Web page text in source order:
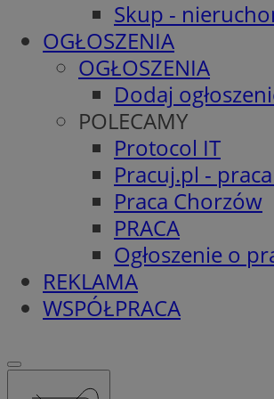
Skup -
OGŁOSZENIA
OGŁOSZENIA
Dodaj
POLECAMY
Protocol IT
Pracuj.pl -
Praca Chorzów
PRACA
Ogłoszenie o
REKLAMA
WSPÓŁPRACA